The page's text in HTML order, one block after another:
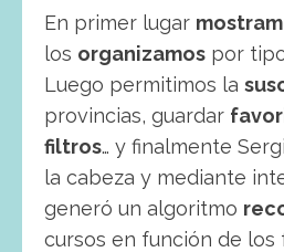
En primer lugar
los organizamos por
Luego permitimos la
provincias, guardar
filtros… y finalmente
la cabeza y mediante
generó un algoritmo
cursos en función de los